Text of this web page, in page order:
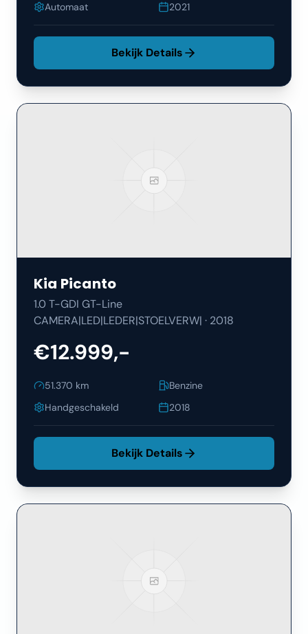
Automaat
2021
Bekijk Details
Kia Picanto
1.0 T-GDI GT-Line
CAMERA|LED|LEDER|STOELVERW| · 2018
€12.999,-
51.370 km
Benzine
Handgeschakeld
2018
Bekijk Details